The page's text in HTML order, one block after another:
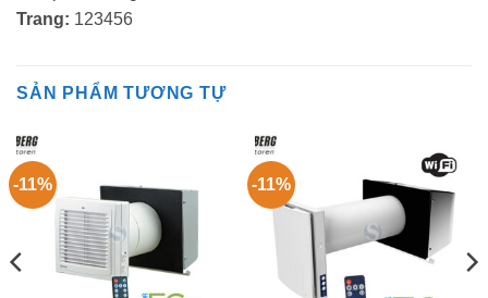
Trang: 123456
SẢN PHẨM TƯƠNG TỰ
-11% -11%